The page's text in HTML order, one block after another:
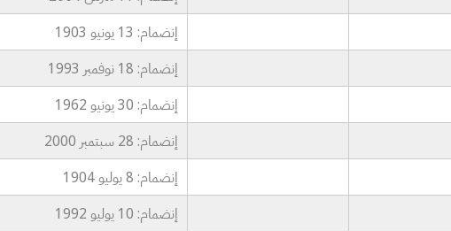
إنضمام: 13 يونيو 1903
إنضمام: 18 نوفمبر 1993
إنضمام: 30 يونيو 1962
إنضمام: 28 سبتمبر 2000
إنضمام: 8 يوليو 1904
إنضمام: 10 يوليو 1992